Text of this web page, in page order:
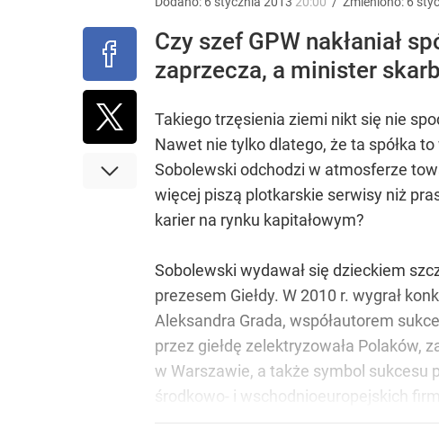
Czy szef GPW nakłaniał
zaprzecza, a minister
Takiego trzęsienia ziemi nikt się nie
Nawet nie tylko dlatego, że ta spółka
Sobolewski odchodzi w atmosferze
więcej piszą plotkarskie serwisy niż
karier na rynku kapitałowym?
Sobolewski wydawał się dzieckiem
prezesem Giełdy. W 2010 r. wygrał
Aleksandra Grada, współautorem
przez giełdę zelektryzowała Polaków,
w Warszawie, a także symbol sukcesu
środkowo- i wschodnioeuropejskich